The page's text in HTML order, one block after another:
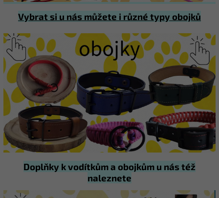
Vybrat si u nás můžete i různé typy obojků
Doplňky k vodítkům a obojkům u nás též
naleznete